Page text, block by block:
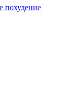
похудение